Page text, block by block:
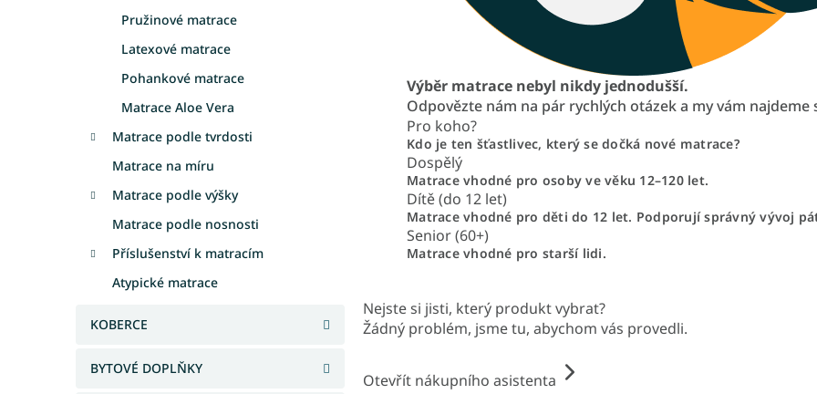
Pružinové matrace
Latexové matrace
Pohankové matrace
Matrace Aloe Vera
Matrace podle tvrdosti
Matrace na míru
Matrace podle výšky
Matrace podle nosnosti
Příslušenství k matracím
Atypické matrace
KOBERCE
BYTOVÉ DOPLŇKY
Výběr matrace nebyl nikdy jednodušší.
Odpovězte nám na pár rychlých otázek a my vám
Pro koho?
Kdo je ten šťastlivec, který se dočká nové matrace?
Dospělý
Matrace vhodné pro osoby ve věku 12–120 let.
Dítě (do 12 let)
Matrace vhodné pro děti do 12 let. Podporují správný vývoj
Senior (60+)
Matrace vhodné pro starší lidi.
Nejste si jisti, který produkt vybrat?
Žádný problém, jsme tu, abychom vás provedli.
Otevřít nákupního asistenta